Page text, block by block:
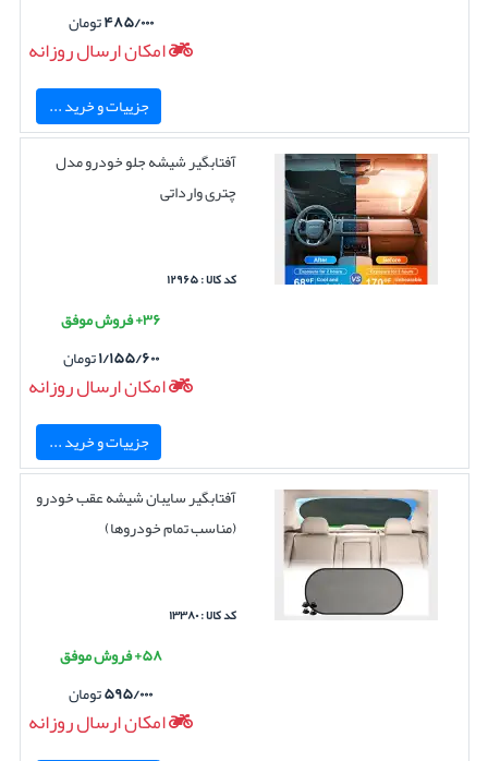
۴۸۵/۰۰۰تومان
امکان ارسال روزانه
جزییات و خرید ...
آفتابگیر شیشه جلو خودرو مدل
چتری وارداتی
کد کالا : ۱۲۹۶۵
۳۶+ فروش موفق
۱/۱۵۵/۶۰۰تومان
امکان ارسال روزانه
جزییات و خرید ...
آفتابگیر سایبان شیشه عقب خودرو
(مناسب تمام خودروها)
کد کالا : ۱۳۳۸۰
۵۸+ فروش موفق
۵۹۵/۰۰۰تومان
امکان ارسال روزانه